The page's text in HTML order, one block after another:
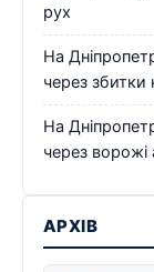
рух
На
через збитки
На
через ворожі
АРХІВ